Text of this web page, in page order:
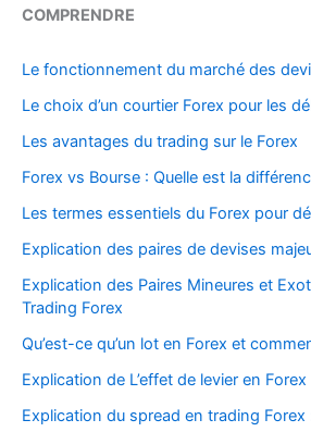
COMPRENDRE
Le fonctionnement du marché des
Le choix d’un courtier Forex pour les
Les avantages du trading sur le Forex
Forex vs Bourse : Quelle est la
Les termes essentiels du Forex pour
Explication des paires de devises
Explication des Paires Mineures et
Trading Forex
Qu’est-ce qu’un lot en Forex et
Explication de L’effet de levier en Forex
Explication du spread en trading Forex